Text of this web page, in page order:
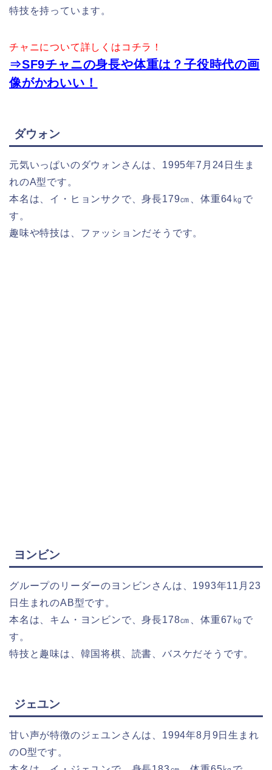
特技を持っています。
チャニについて詳しくはコチラ！
⇒SF9チャニの身長や体重は？子役時代の画
像がかわいい！
ダウォン
元気いっぱいのダウォンさんは、1995年7月24日生ま
れのA型です。
本名は、イ・ヒョンサクで、身長179㎝、体重64㎏で
す。
趣味や特技は、ファッションだそうです。
ヨンビン
グループのリーダーのヨンビンさんは、1993年11月23
日生まれのAB型です。
本名は、キム・ヨンビンで、身長178㎝、体重67㎏で
す。
特技と趣味は、韓国将棋、読書、バスケだそうです。
ジェユン
甘い声が特徴のジェユンさんは、1994年8月9日生まれ
のO型です。